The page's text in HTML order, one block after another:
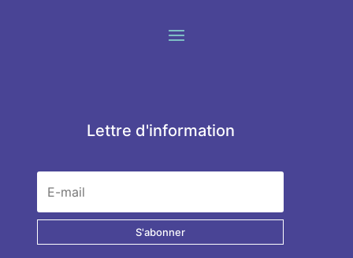
Lettre d'information
S'abonner